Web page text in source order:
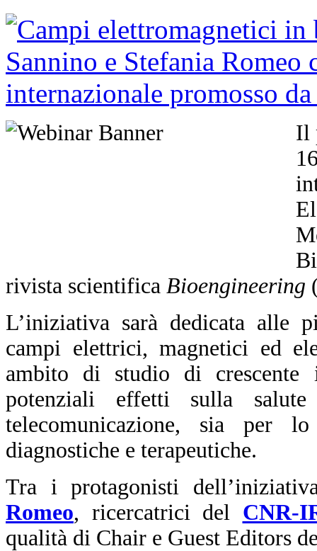
Il
rivista scientifica Bioengineering
L’iniziativa sarà dedicata alle
campi elettrici, magnetici ed
ambito di studio di crescente
potenziali effetti sulla
telecomunicazione, sia per
diagnostiche e terapeutiche.
Tra i protagonisti
Romeo, ricercatrici del CNR-
qualità di Chair e Guest Editors